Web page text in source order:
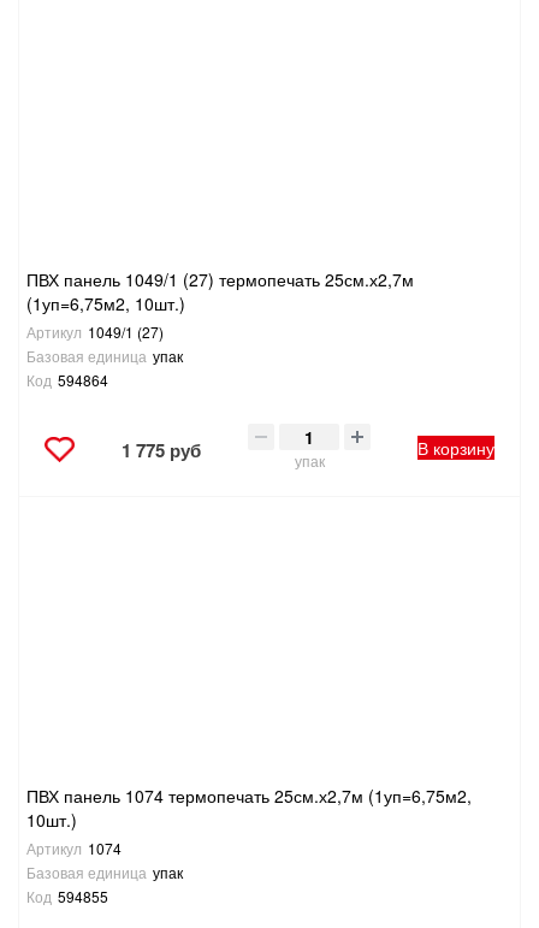
ПВХ панель 1049/1 (27) термопечать 25см.х2,7м
(1уп=6,75м2, 10шт.)
Артикул 1049/1 (27)
Базовая единица упак
Код 594864
1 775 руб упак
В корзину
ПВХ панель 1074 термопечать 25см.х2,7м (1уп=6,75м2,
10шт.)
Артикул 1074
Базовая единица упак
Код 594855